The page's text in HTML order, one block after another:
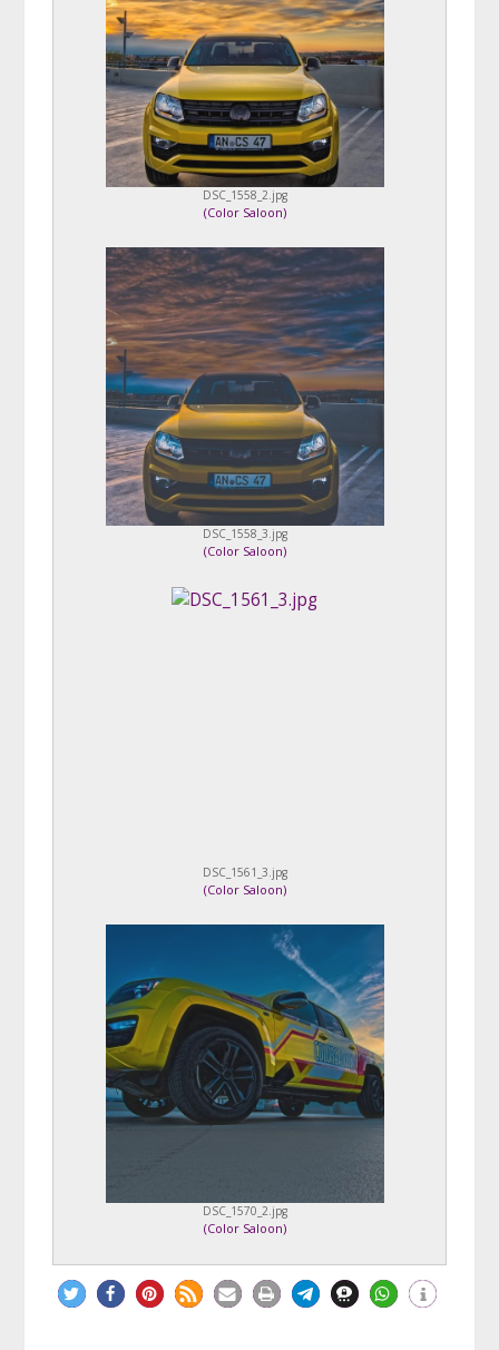
DSC_1558_2.jpg
(Color Saloon)
DSC_1558_3.jpg
(Color Saloon)
DSC_1561_3.jpg
(Color Saloon)
DSC_1570_2.jpg
(Color Saloon)